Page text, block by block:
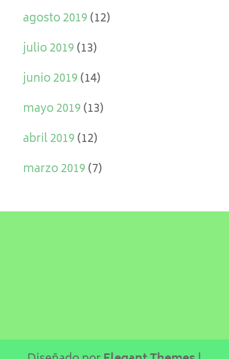
agosto 2019(12)
julio 2019(13)
junio 2019(14)
mayo 2019(13)
abril 2019(12)
marzo 2019(7)